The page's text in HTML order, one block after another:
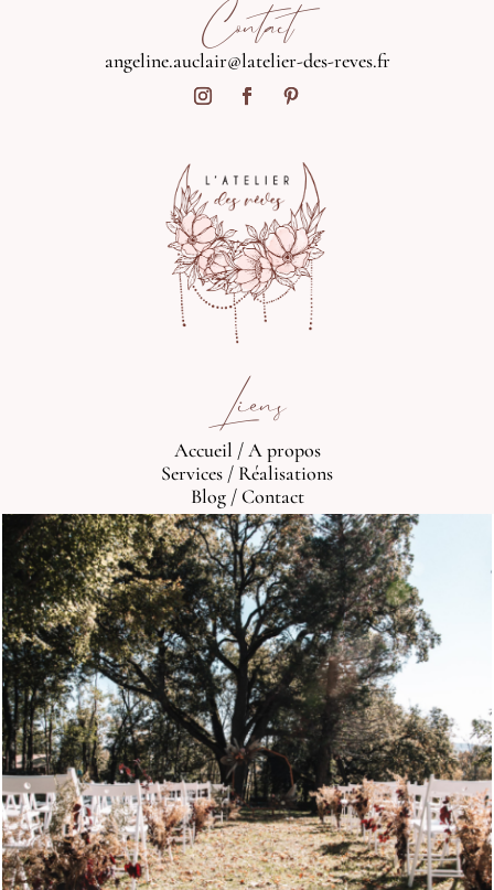
Contact
angeline.auclair@latelier-des-reves.fr
Liens
Accueil /A propos
Services / Réalisations
Blog/Contact